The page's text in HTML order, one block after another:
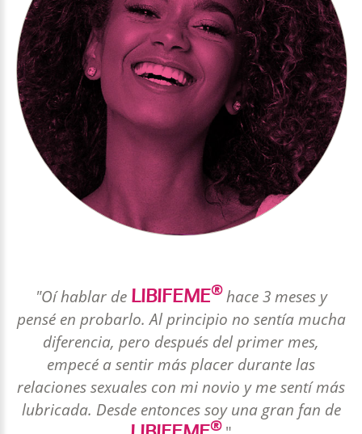
"Oí hablar de LIBIFEME®hace 3 meses y
pensé en probarlo. Al principio no sentía mucha
diferencia, pero después del primer mes,
empecé a sentir más placer durante las
relaciones sexuales con mi novio y me sentí más
lubricada. Desde entonces soy una gran fan de
®